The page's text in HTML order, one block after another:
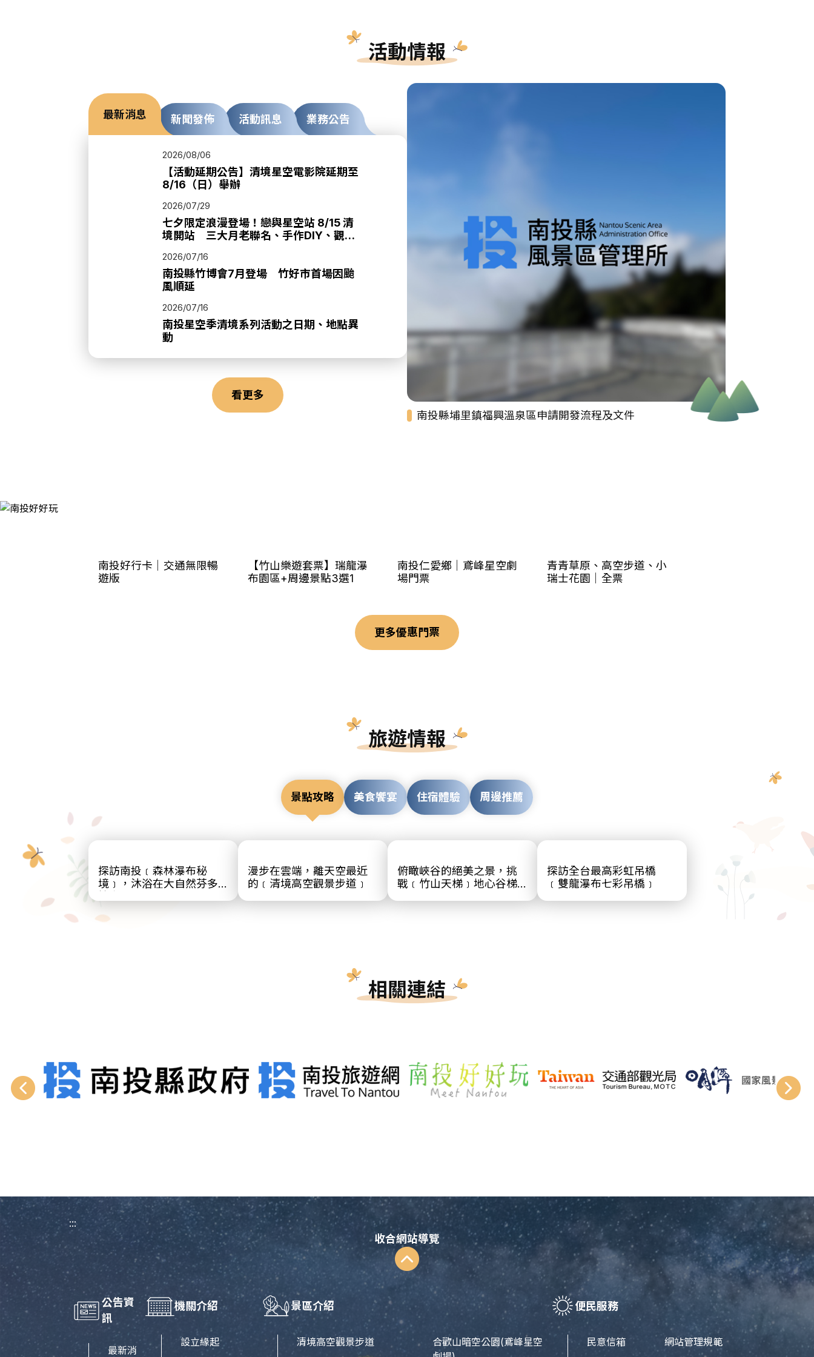
活動情報
最新消息 新聞發佈 活動訊息 業務公告
2026/08/06
【活動延期公告】清境星空電影院延期至
8/16（日）舉辦
2026/07/29
七夕限定浪漫登場！戀與星空站 8/15 清
境開站 三大月老聯名、手作DIY、觀星
2026/07/16
南投縣竹博會7月登場 竹好市首場因颱
風順延
2026/07/16
南投星空季清境系列活動之日期、地點異
動
看更多
南投縣埔里鎮福興溫泉區申請開發流程及文件
南投好行卡｜交通無限暢
遊版
【竹山樂遊套票】瑞龍瀑
布園區+周邊景點3選1
南投仁愛鄉｜鳶峰星空劇
場門票
青青草原、高空步道、小
瑞士花園｜全票
更多優惠門票
旅遊情報
景點攻略 美食饗宴 住宿體驗 周邊推薦
探訪南投﹝森林瀑布秘
境﹞，沐浴在大自然芬多
漫步在雲端，離天空最近
的﹝清境高空觀景步道﹞
俯瞰峽谷的絕美之景，挑
戰﹝竹山天梯﹞地心谷梯
探訪全台最高彩虹吊橋
﹝雙龍瀑布七彩吊橋﹞
相關連結
:::
收合網站導覽
公告資
訊
最新消
機關介紹
設立緣起
景區介紹
清境高空觀景步道 合歡山暗空公園(鳶峰星空
便民服務
民意信箱 網站管理規範